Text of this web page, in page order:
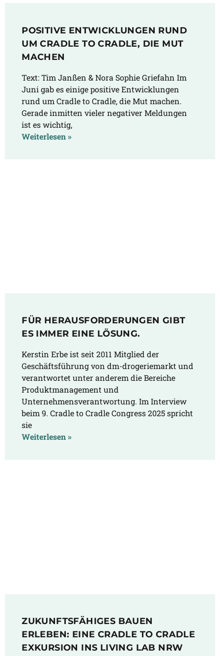
POSITIVE ENTWICKLUNGEN RUND
UM CRADLE TO CRADLE, DIE MUT
MACHEN
Text: Tim Janßen & Nora Sophie Griefahn Im
Juni gab es einige positive Entwicklungen
rund um Cradle to Cradle, die Mut machen.
Gerade inmitten vieler negativer Meldungen
ist es wichtig,
Weiterlesen »
​​FÜR HERAUSFORDERUNGEN GIBT
ES IMMER EINE LÖSUNG.
Kerstin Erbe ist seit 2011 Mitglied der
Geschäftsführung von dm-drogeriemarkt und
verantwortet unter anderem die Bereiche
Produktmanagement und
Unternehmensverantwortung. Im Interview
beim 9. Cradle to Cradle Congress 2025 spricht
sie
Weiterlesen »
ZUKUNFTSFÄHIGES BAUEN
ERLEBEN: EINE CRADLE TO CRADLE
EXKURSION INS LIVING LAB NRW